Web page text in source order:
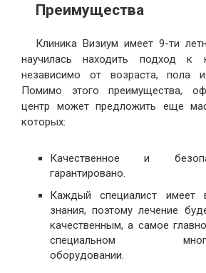
Преимущества
Клиника Визиум имеет 9-ти
научилась находить подход к
независимо от возраста, пола и
Помимо этого преимущества,
центр может предложить еще
которых:
Качественное и
гарантировано.
Каждый специалист имеет
знания, поэтому лечение
качественным, а самое
специальном
оборудовании.